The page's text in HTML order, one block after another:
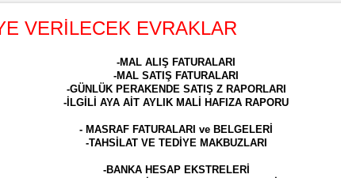
VERİLECEK EVRAKLAR
-MAL ALIŞ FATURALARI
-MAL SATIŞ FATURALARI
-GÜNLÜK PERAKENDE SATIŞ Z RAPORLARI
-İLGİLİ AYA AİT AYLIK MALİ HAFIZA RAPORU
- MASRAF FATURALARI ve BELGELERİ
-TAHSİLAT VE TEDİYE MAKBUZLARI
-BANKA HESAP EKSTRELERİ